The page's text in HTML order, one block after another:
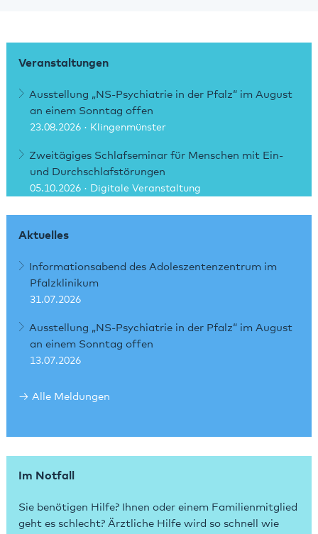
Veranstaltungen
Ausstellung „NS-Psychiatrie in der Pfalz“ im August
an einem Sonntag offen
23.08.2026 · Klingenmünster
Zweitägiges Schlafseminar für Menschen mit Ein-
und Durchschlafstörungen
05.10.2026 · Digitale Veranstaltung
Aktuelles
Informationsabend des Adoleszentenzentrum im
Pfalzklinikum
31.07.2026
Ausstellung „NS-Psychiatrie in der Pfalz“ im August
an einem Sonntag offen
13.07.2026
Alle Meldungen
Im Notfall
Sie benötigen Hilfe? Ihnen oder einem Familienmitglied
geht es schlecht? Ärztliche Hilfe wird so schnell wie